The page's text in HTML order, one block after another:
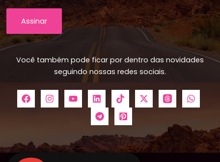
Assinar
Você também pode ficar por dentro das novidades
seguindo nossas redes sociais.